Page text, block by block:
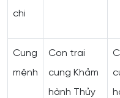
chi
Cung
mệnh
Con trai
cung Khảm
hành Thủy